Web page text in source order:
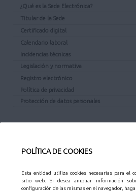
POLÍTICA DE COOKIES
Esta entidad utiliza cookies necesarias para el
sitio web. Si desea ampliar información
configuración de las mismas en el navegador,
INFORMACIÓN
¿Qué es la Sede Electrónica?
Titular de la Sede
Certificado digital
Calendario laboral
Incidencias técnicas
Legislación y normativa
Registro electrónico
Política de privacidad
Protección de datos personales
Sede Electrónica del Ayuntamiento de
Reglamento de Administración Electrónica
prioriza la actuación administrativa